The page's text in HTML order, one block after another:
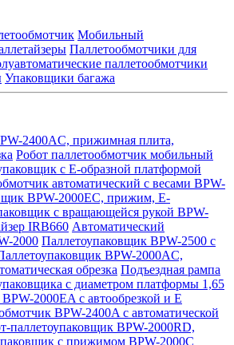
Мобильный
Паллетообмотчики для
паллетообмотчики
Упаковщики багажа
2400AC, прижимная плита,
Робот паллетообмотчик мобильный
с Е-образной платформой
автоматический с весами BPW-
BPW-2000EC, прижим, Е-
с вращающейся рукой BPW-
IRB660 Автоматический
2000 Паллетоупаковщик BPW-2500 с
BPW-2000AC,
обрезка Подъездная рампа
с диаметром платформы 1,65
2000EA с автообрезкой и Е
BPW-2400A с автоматической
паллетоупаковщик BPW-2000RD,
с прижимом BPW-2000C